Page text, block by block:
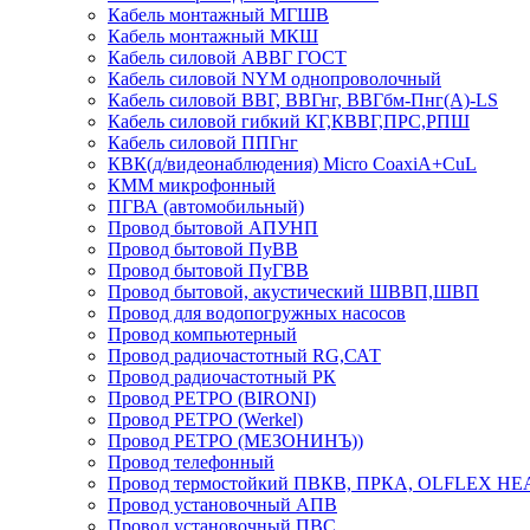
Кабель монтажный МГШВ
Кабель монтажный МКШ
Кабель силовой АВВГ ГОСТ
Кабель силовой NYM однопроволочный
Кабель силовой ВВГ, ВВГнг, ВВГбм-Пнг(А)-LS
Кабель силовой гибкий КГ,КВВГ,ПРС,РПШ
Кабель силовой ППГнг
КВК(д/видеонаблюдения) Micro CoaxiA+CuL
КММ микрофонный
ПГВА (автомобильный)
Провод бытовой АПУНП
Провод бытовой ПуВВ
Провод бытовой ПуГВВ
Провод бытовой, акустический ШВВП,ШВП
Провод для водопогружных насосов
Провод компьютерный
Провод радиочастотный RG,САТ
Провод радиочастотный РК
Провод РЕТРО (BIRONI)
Провод РЕТРО (Werkel)
Провод РЕТРО (МЕЗОНИНЪ))
Провод телефонный
Провод термостойкий ПВКВ, ПРКА, OLFLEX
Провод установочный АПВ